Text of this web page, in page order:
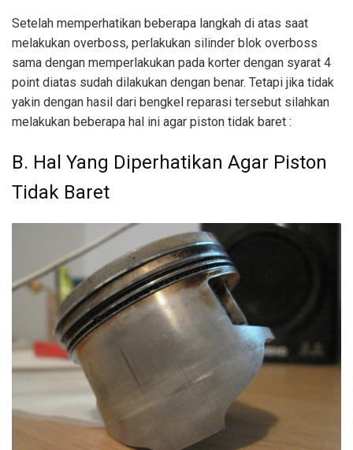
Setelah memperhatikan beberapa langkah di atas saat
melakukan overboss, perlakukan silinder blok overboss
sama dengan memperlakukan pada korter dengan syarat 4
point diatas sudah dilakukan dengan benar. Tetapi jika tidak
yakin dengan hasil dari bengkel reparasi tersebut silahkan
melakukan beberapa hal ini agar piston tidak baret :
B. Hal Yang Diperhatikan Agar Piston
Tidak Baret